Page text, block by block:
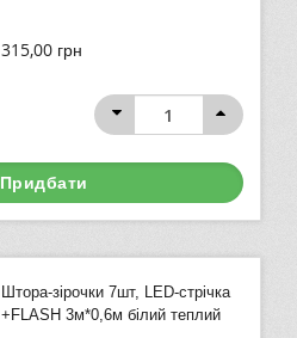
315,00 грн
Придбати
Штора-зірочки 7шт, LED-стрічка
+FLASH 3м*0,6м білий теплий